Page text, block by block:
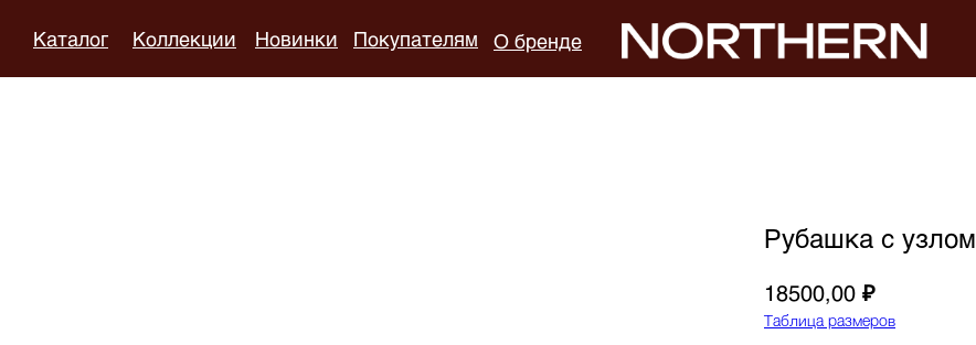
Каталог Коллекции Новинки О бренде
Покупателям
Рубашка с узлом
18500,00 ₽
Таблица размеров